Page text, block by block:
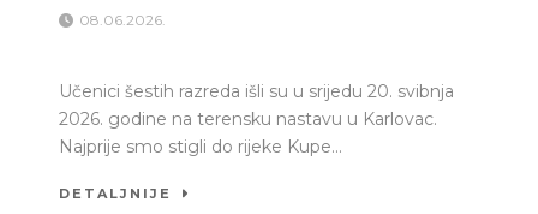
08.06.2026.
Učenici šestih razreda išli su u srijedu 20. svibnja
2026. godine na terensku nastavu u Karlovac.
Najprije smo stigli do rijeke Kupe...
DETALJNIJE